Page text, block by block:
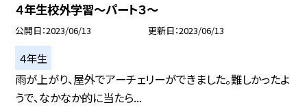
４年生校外学習〜パート３〜
公開日 2023/06/13 更新日 2023/06/13
４年生
雨が上がり、屋外でアーチェリーができました。難しかったよ
うで、なかなか的に当たら...